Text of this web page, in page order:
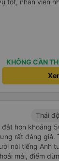
tốt, nhân viên
KHÔNG CẦN
Thái
đắt hơn khoảng
rất đáng giá.
nói tiếng Anh
mái, điểm